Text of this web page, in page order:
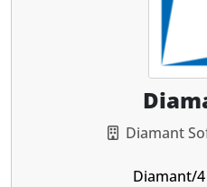
Diamant
Diamant/